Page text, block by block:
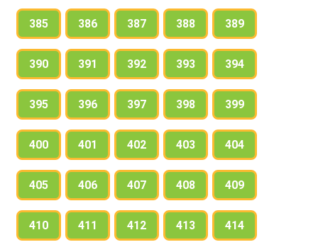
385 386 387 388 389
390 391 392 393 394
395 396 397 398 399
400 401 402 403 404
405 406 407 408 409
410 411 412 413 414